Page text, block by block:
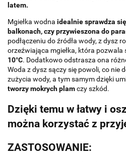
latem.
Mgiełka wodna idealnie sprawdza
balkonach, czy przywieszona do
podłączeniu do źródła wody, z dysz
orzeźwiająca mgiełka, która pozwala
10°C. Dodatkowo odstrasza ona
Woda z dysz sączy się powoli, co nie
zużycia wody, a tym samym dzięki
tworzy mokrych plamczy szkód.
Dzięki temu w łatwy i
można korzystać z
ZASTOSOWANIE: